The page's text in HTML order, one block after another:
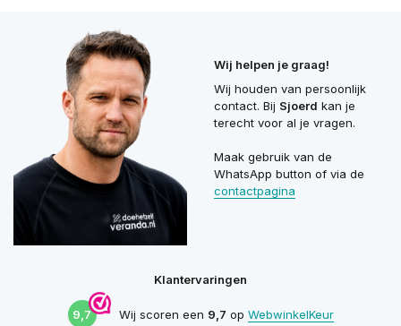
Wij helpen je graag!
Wij houden van persoonlijk
contact. Bij Sjoerd kan je
terecht voor al je vragen.
Maak gebruik van de
WhatsApp button of via de
contactpagina
Klantervaringen
9,7 Wij scoren een 9,7 op WebwinkelKeur